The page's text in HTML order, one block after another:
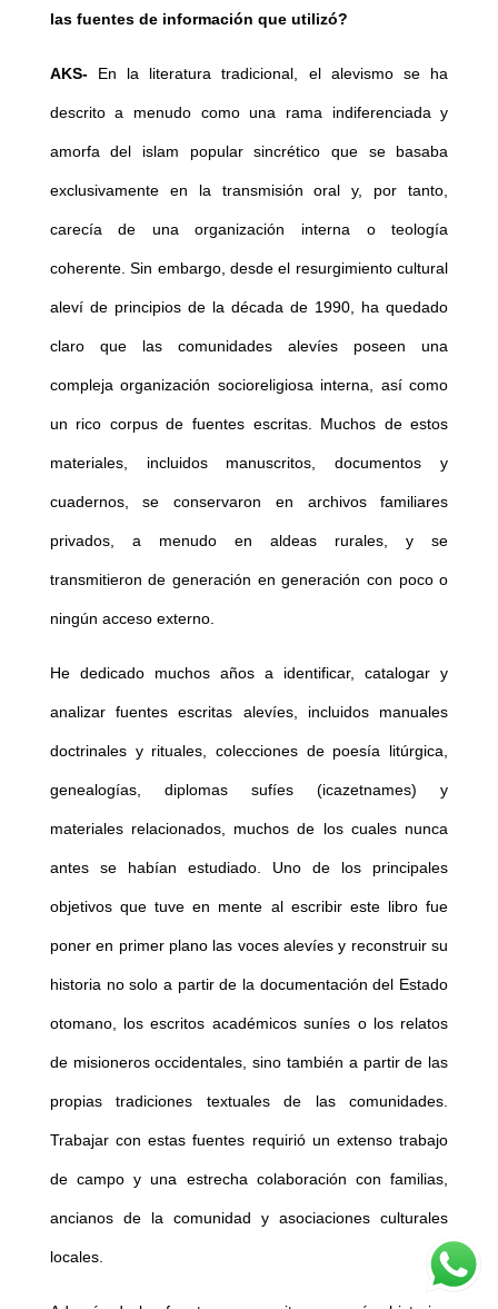
las fuentes de información que utilizó?
AKS-En la literatura tradicional, el alevismo se ha
descrito a menudo como una rama indiferenciada y
amorfa del islam popular sincrético que se basaba
exclusivamente en la transmisión oral y, por tanto,
carecía de una organización interna o teología
coherente. Sin embargo, desde el resurgimiento cultural
aleví de principios de la década de 1990, ha quedado
claro que las comunidades alevíes poseen una
compleja organización socioreligiosa interna, así como
un rico corpus de fuentes escritas. Muchos de estos
materiales, incluidos manuscritos, documentos y
cuadernos, se conservaron en archivos familiares
privados, a menudo en aldeas rurales, y se
transmitieron de generación en generación con poco o
ningún acceso externo.
He dedicado muchos años a identificar, catalogar y
analizar fuentes escritas alevíes, incluidos manuales
doctrinales y rituales, colecciones de poesía litúrgica,
genealogías, diplomas sufíes (icazetnames) y
materiales relacionados, muchos de los cuales nunca
antes se habían estudiado. Uno de los principales
objetivos que tuve en mente al escribir este libro fue
poner en primer plano las voces alevíes y reconstruir su
historia no solo a partir de la documentación del Estado
otomano, los escritos académicos suníes o los relatos
de misioneros occidentales, sino también a partir de las
propias tradiciones textuales de las comunidades.
Trabajar con estas fuentes requirió un extenso trabajo
de campo y una estrecha colaboración con familias,
ancianos de la comunidad y asociaciones culturales
locales.